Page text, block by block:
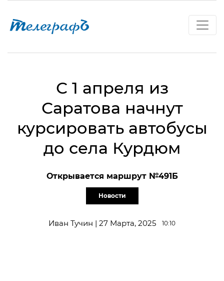
С 1 апреля из
Саратова начнут
курсировать автобусы
до села Курдюм
Открывается маршрут №491Б
Новости
Иван Тучин | 27 Марта, 2025 10:10